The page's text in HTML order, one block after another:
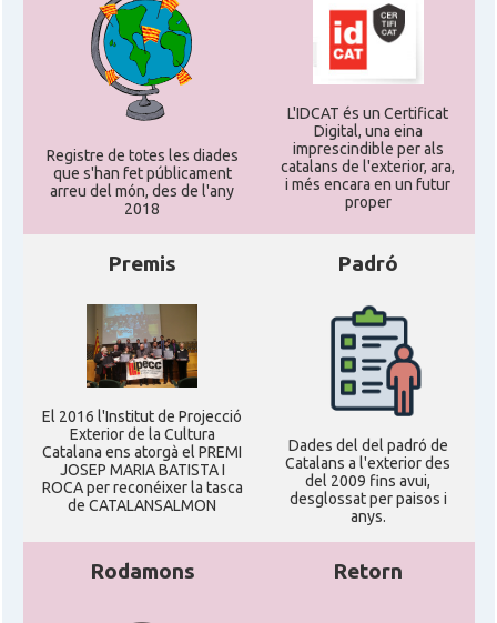
Registre de totes les diades
que s'han fet públicament
arreu del món, des de l'any
2018
L'IDCAT és un Certificat
Digital, una eina
imprescindible per als
catalans de l'exterior, ara,
i més encara en un futur
proper
Premis
El 2016 l'Institut de Projecció
Exterior de la Cultura
Catalana ens atorgà el PREMI
JOSEP MARIA BATISTA I
ROCA per reconéixer la tasca
de CATALANSALMON
Padró
Dades del del padró de
Catalans a l'exterior des
del 2009 fins avui,
desglossat per paisos i
anys.
Rodamons Retorn